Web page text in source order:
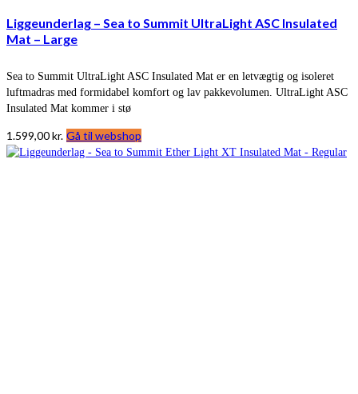
Liggeunderlag – Sea to Summit UltraLight ASC Insulated
Mat – Large
Sea to Summit UltraLight ASC Insulated Mat er en letvægtig og isoleret
luftmadras med formidabel komfort og lav pakkevolumen. UltraLight ASC
Insulated Mat kommer i stø
1.599,00kr. Gå til webshop